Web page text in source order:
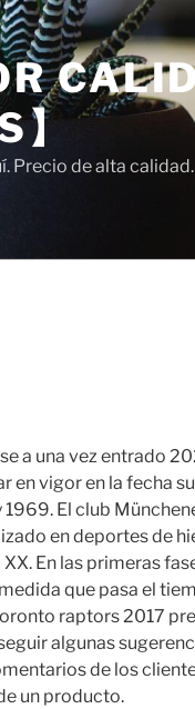
】
Precio de alta
a una vez entrado
en vigor en la fecha
El club
en deportes de
En las primeras
que pasa el
raptors 2017
algunas
de los
un producto.